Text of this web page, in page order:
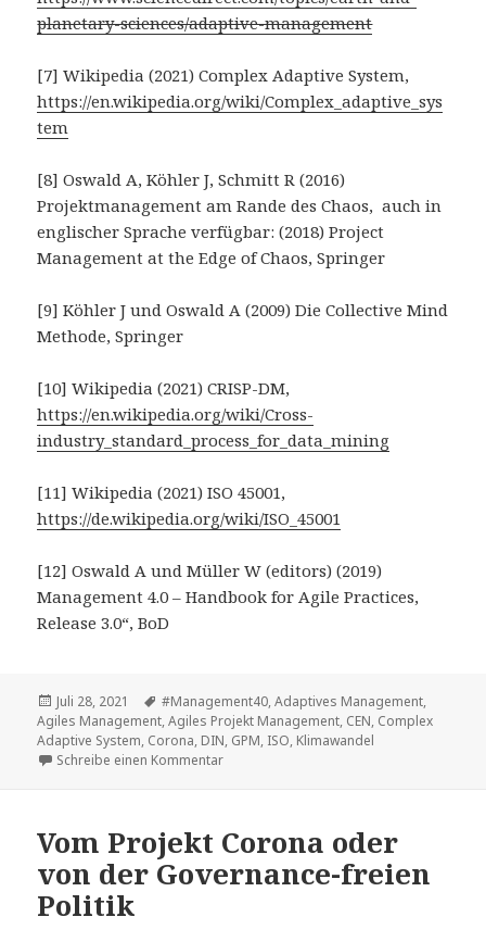
planetary-sciences/adaptive-management
[7] Wikipedia (2021) Complex Adaptive System,
https://en.wikipedia.org/wiki/Complex_adaptive_sys
tem
[8] Oswald A, Köhler J, Schmitt R (2016)
Projektmanagement am Rande des Chaos, auch in
englischer Sprache verfügbar: (2018) Project
Management at the Edge of Chaos, Springer
[9] Köhler J und Oswald A (2009) Die Collective Mind
Methode, Springer
[10] Wikipedia (2021) CRISP-DM,
https://en.wikipedia.org/wiki/Cross-
industry_standard_process_for_data_mining
[11] Wikipedia (2021) ISO 45001,
https://de.wikipedia.org/wiki/ISO_45001
[12] Oswald A und Müller W (editors) (2019)
Management 4.0 – Handbook for Agile Practices,
Release 3.0“, BoD
Veröffentlicht
am
Juli 28, 2021 Tags
#Management40,Adaptives Management,
Agiles Management,Agiles Projekt Management, CEN, Complex
Adaptive System, Corona, DIN, GPM, ISO, Klimawandel
Schreibe einen Kommentarzu Agil oder adaptiv? Oder Management
Vom Projekt Corona oder
von der Governance-freien
Politik